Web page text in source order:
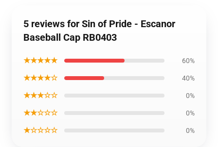
5 reviews for Sin of Pride - Escanor
Baseball Cap RB0403
★★★★★ 60%
★★★★☆ 40%
★★★☆☆ 0%
★★☆☆☆ 0%
★☆☆☆☆ 0%